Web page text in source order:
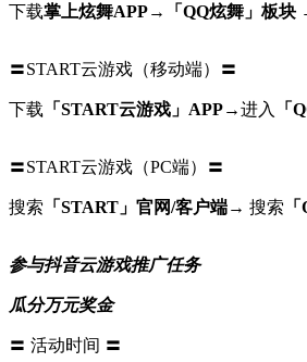
下载掌上炫舞APP→「QQ炫舞」板块
〓START云游戏（移动端）〓
下载 「START云游戏」APP→进入 「
〓START云游戏（PC端）〓
搜索 「START」官网/客户端→ 搜索
参与抖音云游戏推广任务
瓜分万元奖金
〓 活动时间 〓